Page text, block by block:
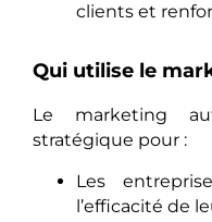
clients et
Qui utilise le
Le marketing
stratégique pour :
Les
l’efficacité de